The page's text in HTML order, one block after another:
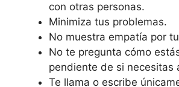
con otras personas.
Minimiza tus problemas.
No muestra empatía por
No te pregunta cómo
pendiente de si necesitas
Te llama o escribe